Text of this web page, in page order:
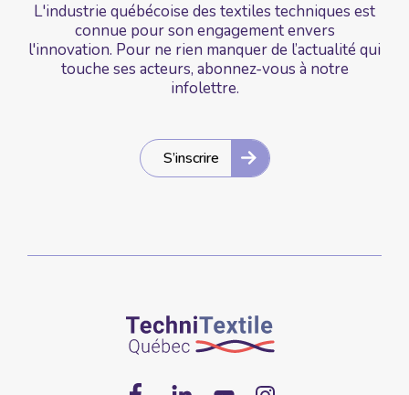
L'industrie québécoise des textiles techniques est
connue pour son engagement envers
l'innovation. Pour ne rien manquer de l’actualité qui
touche ses acteurs, abonnez-vous à notre
infolettre.
S’inscrire